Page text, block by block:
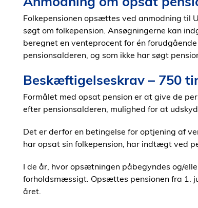
Folkepensionen opsættes ved anmodning til
søgt om folkepension. Ansøgningerne kan
beregnet en venteprocent for én
pensionsalderen, og som ikke har søgt
Beskæftigelseskrav – 750
Formålet med opsat pension er at give de
efter pensionsalderen, mulighed for at
Det er derfor en betingelse for optjening af
har opsat sin folkepension, har indtægt ved
I de år, hvor opsætningen påbegyndes og/
forholdsmæssigt. Opsættes pensionen fra 1.
året.